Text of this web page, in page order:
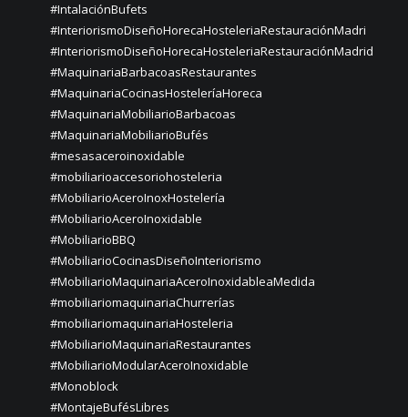
#IntalaciónBufets
#InteriorismoDiseñoHorecaHosteleriaRestauraciónMadri
#InteriorismoDiseñoHorecaHosteleriaRestauraciónMadrid
#MaquinariaBarbacoasRestaurantes
#MaquinariaCocinasHosteleríaHoreca
#MaquinariaMobiliarioBarbacoas
#MaquinariaMobiliarioBufés
#mesasaceroinoxidable
#mobiliarioaccesoriohosteleria
#MobiliarioAceroInoxHostelería
#MobiliarioAceroInoxidable
#MobiliarioBBQ
#MobiliarioCocinasDiseñoInteriorismo
#MobiliarioMaquinariaAceroInoxidableaMedida
#mobiliariomaquinariaChurrerías
#mobiliariomaquinariaHosteleria
#MobiliarioMaquinariaRestaurantes
#MobiliarioModularAceroInoxidable
#Monoblock
#MontajeBufésLibres